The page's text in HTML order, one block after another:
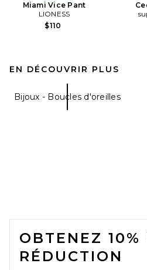
Miami Vice Pant
LIONESS
$110
EN DÉCOUVRIR PLUS
Bijoux - Boucles d'oreilles
FOOTER
OBTENEZ 10%
RÉDUCTION